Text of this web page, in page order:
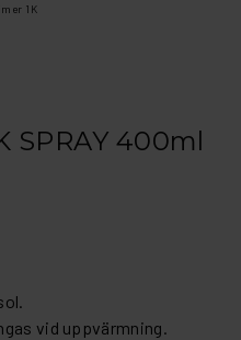
1K
SPRAY 400ml
vid uppvärmning.